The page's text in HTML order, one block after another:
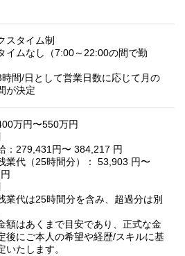
スタイム制
イムなし（7:00～22:00の間で勤
間/日として営業日数に応じて月の
が決定
万円〜550万円
：279,431円〜 384,217 円
業代（25時間分）： 53,903 円〜
代は25時間分を含み、超過分は別
額はあくまで目安であり、正式な金
後にご本人の希望や経歴/スキルに基
いたします。